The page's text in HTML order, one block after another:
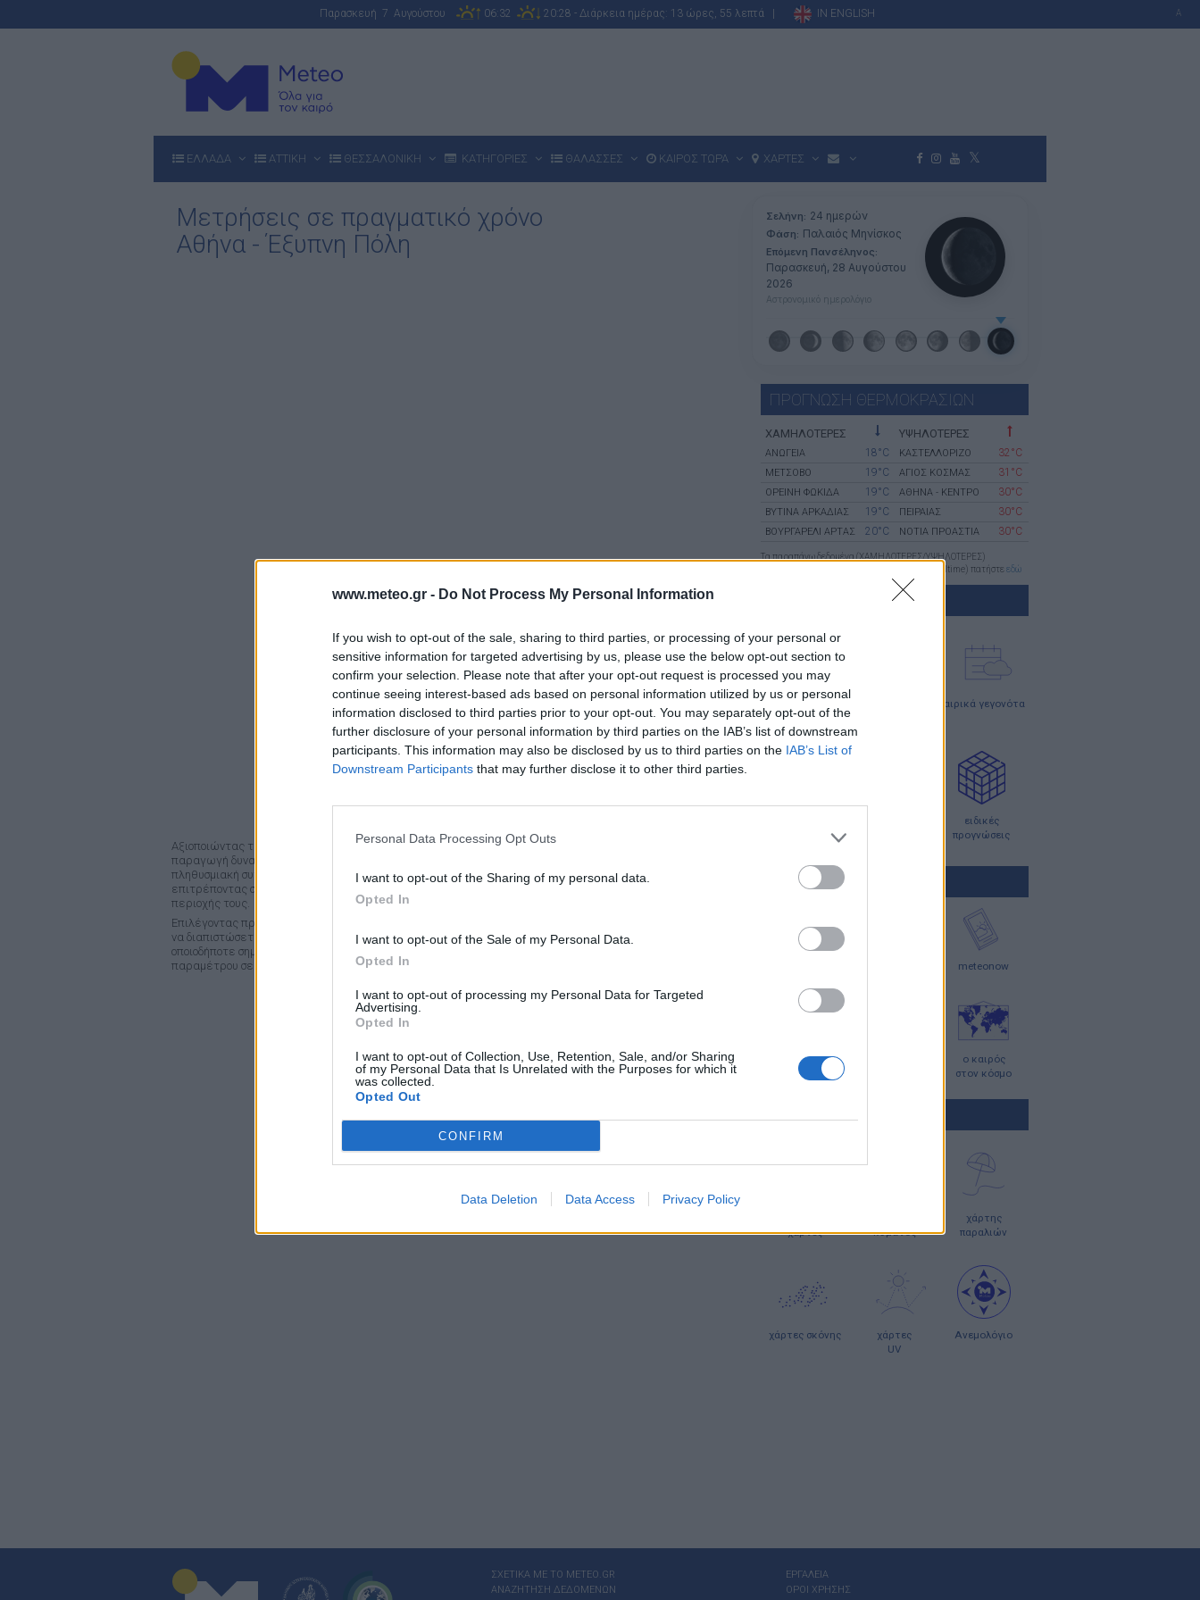
www.meteo.gr - Do Not Process My Personal Information
If you wish to opt-out of the sale, sharing to third parties, or processing of your personal or
sensitive information for targeted advertising by us, please use the below opt-out section to
confirm your selection. Please note that after your opt-out request is processed you may
continue seeing interest-based ads based on personal information utilized by us or personal
information disclosed to third parties prior to your opt-out. You may separately opt-out of the
further disclosure of your personal information by third parties on the IAB’s list of downstream
participants. This information may also be disclosed by us to third parties on the IAB’s List of
Downstream Participants that may further disclose it to other third parties.
Personal Data Processing Opt Outs
I want to opt-out of the Sharing of my personal data.
Opted In
I want to opt-out of the Sale of my Personal Data.
Opted In
I want to opt-out of processing my Personal Data for Targeted
Advertising.
Opted In
I want to opt-out of Collection, Use, Retention, Sale, and/or Sharing
of my Personal Data that Is Unrelated with the Purposes for which it
was collected.
Opted Out
CONFIRM
Data Deletion Data Access Privacy Policy
Παρασκευή 7 Αυγούστου 06:32 20:28 - Διάρκεια ημέρας: 13 ώρες, 55 λεπτά | IN ENGLISH A
ΕΛΛΑΔΑ ΑΤΤΙΚΗ ΘΕΣΣΑΛΟΝΙΚΗ ΚΑΤΗΓΟΡΙΕΣ ΘΑΛΑΣΣΕΣ ΚΑΙΡΟΣ ΤΩΡΑ ΧΑΡΤΕΣ
Μετρήσεις σε πραγματικό χρόνο
Αθήνα - Έξυπνη Πόλη
Αξιοποιώντας τις μετρήσεις των ~35 σταθμών της περιοχής (μπλε κουκίδες στον χάρτη), έγινε δυνατή η
παραγωγή δυναμικών χαρτών θερμοκρασίας για το λεκανοπέδιο της Αθήνας, περιοχή με την μεγαλύτερη
πληθυσμιακή συγκέντρωση της χώρας. Το meteo. grδημιουργεί την πρώτη έξυπνη τεχνολογική πλατφόρμα,
επιτρέποντας στους πολίτες να ενημερώνονται σε πραγματικό χρόνο για τις μετεωρολογικές συνθήκες της
περιοχής τους.
Επιλέγοντας πρώτα την μετεωρολογική παράμετρο απο το toolbox και κατόπιν το legend μπορείτε εποπτικά
να διαπιστώσετε τις μετεωρολογικές συνθήκες στο λεκανοπέδιο της Αθήνας. Πατώντας πάνω σε
οποιοδήποτε σημείο της χρωματισμένης περιοχής του χάρτη μπορείτε να δείτε την τιμή της επιλεγμένης
παραμέτρου σε εκέινο το σημέιο.
Σελήνη: 24 ημερών
Φάση: Παλαιός Μηνίσκος
Επόμενη Πανσέληνος:
Παρασκευή, 28 Αυγούστου
2026
Αστρονομικό ημερολόγιο
ΠΡΟΓΝΩΣΗ ΘΕΡΜΟΚΡΑΣΙΩΝ
ΧΑΜΗΛΟΤΕΡΕΣ
ΑΝΩΓΕΙΑ 18°C
ΜΕΤΣΟΒΟ 19°C
ΟΡΕΙΝΗ ΦΩΚΙΔΑ 19°C
ΒΥΤΙΝΑ ΑΡΚΑΔΙΑΣ 19°C
ΒΟΥΡΓΑΡΕΛΙ ΑΡΤΑΣ 20°C
ΥΨΗΛΟΤΕΡΕΣ
ΚΑΣΤΕΛΛΟΡΙΖΟ 32°C
ΑΓΙΟΣ ΚΟΣΜΑΣ 31°C
ΑΘΗΝΑ - ΚΕΝΤΡΟ 30°C
ΠΕΙΡΑΙΑΣ 30°C
ΝΟΤΙΑ ΠΡΟΑΣΤΙΑ 30°C
Τα παραπάνω δεδομένα (ΧΑΜΗΛΟΤΕΡΕΣ/ΥΨΗΛΟΤΕΡΕΣ)
αποτελούν προγνώσεις. Για παρατηρήσεις (realtime) πατήστε εδώ
άρθρα καιρικά γεγονότα
ειδικές
προγνώσεις
Ο ΚΑΙΡΟΣ ΤΩΡΑ (LIVE)
meteonow
κάμερες
ο καιρός
στον κόσμο
χάρτες
κύματος
χάρτης
παραλιών
χάρτες σκόνης
χάρτες
UV
Ανεμολόγιο
ΣΧΕΤΙΚΑ ΜΕ ΤΟ ΜΕΤΕΟ.GR
ΑΝΑΖΗΤΗΣΗ ΔΕΔΟΜΕΝΩΝ
ΕΡΓΑΛΕΙΑ
ΟΡΟΙ ΧΡΗΣΗΣ